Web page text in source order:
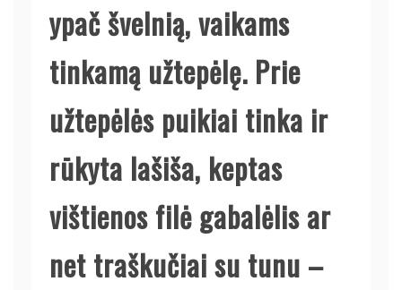
ypač švelnią, vaikams
tinkamą užtepėlę. Prie
užtepėlės puikiai tinka ir
rūkyta lašiša, keptas
vištienos filė gabalėlis ar
net traškučiai su tunu –